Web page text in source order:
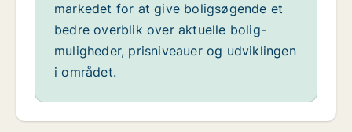
markedet for at give boligsøgende et
bedre overblik over aktuelle bolig-
muligheder, prisniveauer og udviklingen
i området.